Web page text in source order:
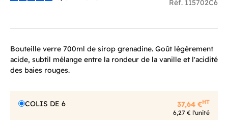
Réf. 115702C6
Bouteille verre 700ml de sirop grenadine. Goût légèrement
acide, subtil mélange entre la rondeur de la vanille et l'acidité
des baies rouges.
COLIS DE 6 37,64 €HT
6,27 € l'unité